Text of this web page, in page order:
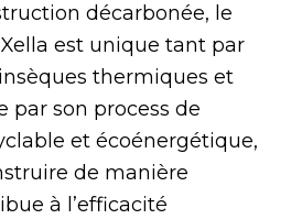
décarbonée, le
est unique tant par
thermiques et
par son process de
et écoénergétique,
de manière
à l’efficacité